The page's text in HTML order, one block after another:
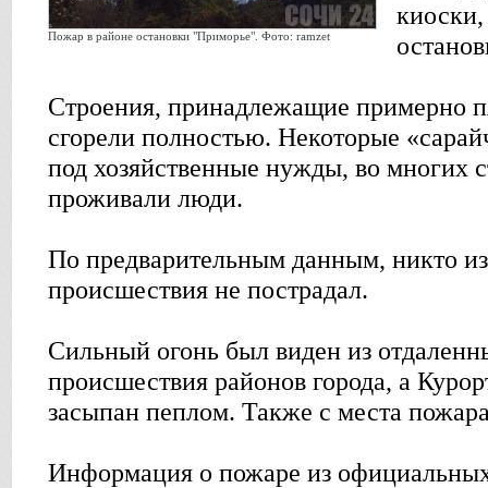
Пожар в районе остановки "Приморье". Фото: ramzet
Строения, принадлежащие примерно
сгорели полностью. Некоторые
под хозяйственные нужды, во многих
проживали люди.
По предварительным данным, никто из
происшествия не пострадал.
Сильный огонь был виден из
происшествия районов города, а
засыпан пеплом. Также с места
Информация о пожаре из